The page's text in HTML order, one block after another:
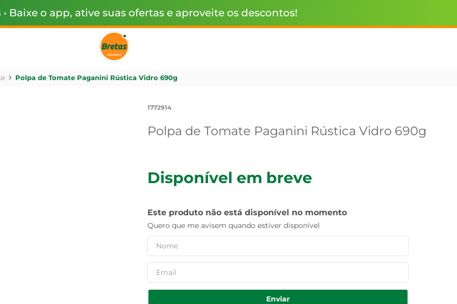
• Baixe o app, ative suas ofertas e aproveite os descontos!
Polpa de Tomate Paganini Rústica Vidro 690g
1772914
Polpa de Tomate Paganini Rústica Vidro 690g
Disponível em breve
Este produto não está disponível no momento
Quero que me avisem quando estiver disponível
Enviar